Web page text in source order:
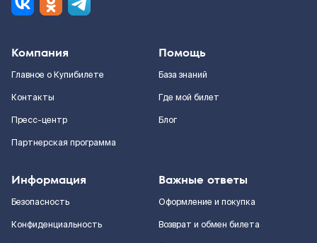
Компания
Главное о Купибилете
Контакты
Пресс-центр
Партнерская программа
Помощь
База знаний
Где мой билет
Блог
Информация
Безопасность
Конфиденциальность
Важные ответы
Оформление и покупка
Возврат и обмен билета